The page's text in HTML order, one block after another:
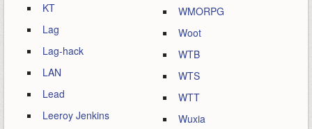
KT
Lag
Lag-hack
LAN
Lead
Leeroy Jenkins
WMORPG
Woot
WTB
WTS
WTT
Wuxia